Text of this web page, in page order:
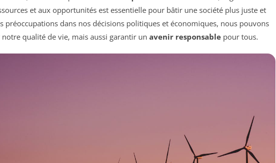
et aux opportunités est essentielle pour bâtir une société plus juste et
préoccupations dans nos décisions politiques et économiques, nous pouvons
qualité de vie, mais aussi garantir un avenir responsable pour tous.